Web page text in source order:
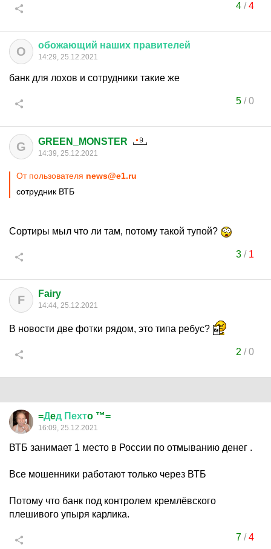
4/4
О обожающий наших правителей
14:29, 25.12.2021
банк для лохов и сотрудники такие же
5/0
G GREEN_MONSTER
14:39, 25.12.2021
От пользователя news@e1.ru
сотрудник ВТБ
Сортиры мыл что ли там, потому такой тупой?
3/ 1
F Fairy
14:44, 25.12.2021
В новости две фотки рядом, это типа ребус?
2 /0
=Дeд Пехтo ™=
16:09, 25.12.2021
ВТБ занимает 1 место в России по отмыванию денег .
Все мошенники работают только через ВТБ
Потому что банк под контролем кремлёвского
плешивого упыря карлика.
7/4